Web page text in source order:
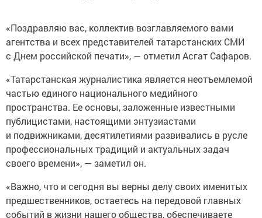
«Поздравляю вас, коллектив возглавляемого вами
агентства и всех представителей татарстанских СМИ
с Днем российской печати», — отметил Асгат Сафаров.
«Татарстанская журналистика является неотъемлемой
частью единого национального медийного
пространства. Ее основы, заложенные известными
публицистами, настоящими энтузиастами
и подвижниками, десятилетиями развивались в русле
профессиональных традиций и актуальных задач
своего времени», — заметил он.
«Важно, что и сегодня вы верны делу своих именитых
предшественников, остаетесь на передовой главных
событий в жизни нашего общества, обеспечиваете